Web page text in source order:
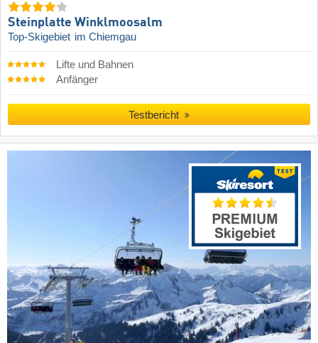
Steinplatte Winklmoosalm
Top-Skigebiet im Chiemgau
Lifte und Bahnen
Anfänger
Testbericht